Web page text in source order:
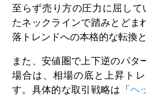
至らず売り方の圧力に屈し
たネックラインで踏みとどま
落トレンドへの本格的な転換
また、安値圏で上下逆のパタ
場合は、相場の底と上昇ト
す。具体的な取引戦略は「ヘ